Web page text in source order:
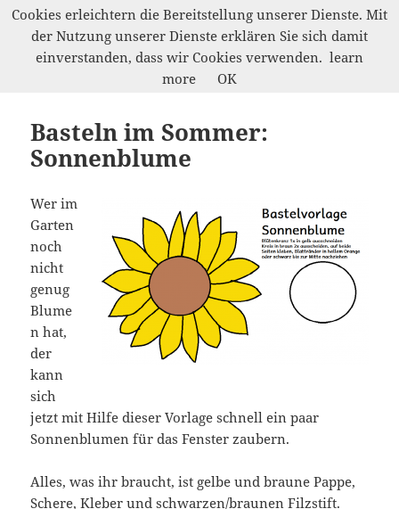
Werkelwald
Basteln im Sommer:
Sonnenblume
Wer im
Garten
noch
nicht
genug
Blume
n hat,
der
kann
sich
jetzt mit Hilfe dieser Vorlage schnell ein paar
Sonnenblumen für das Fenster zaubern.
Alles, was ihr braucht, ist gelbe und braune Pappe,
Schere, Kleber und schwarzen/braunen Filzstift.
Cookies erleichtern die Bereitstellung unserer Dienste. Mit
der Nutzung unserer Dienste erklären Sie sich damit
einverstanden, dass wir Cookies verwenden. learn
more
OK